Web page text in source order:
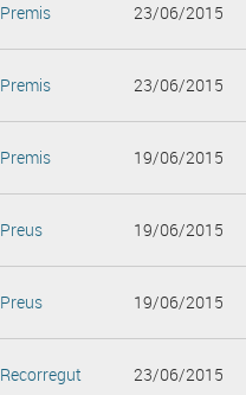
Premis 23/06/2015
Premis 23/06/2015
Premis 19/06/2015
Preus 19/06/2015
Preus 19/06/2015
Recorregut 23/06/2015